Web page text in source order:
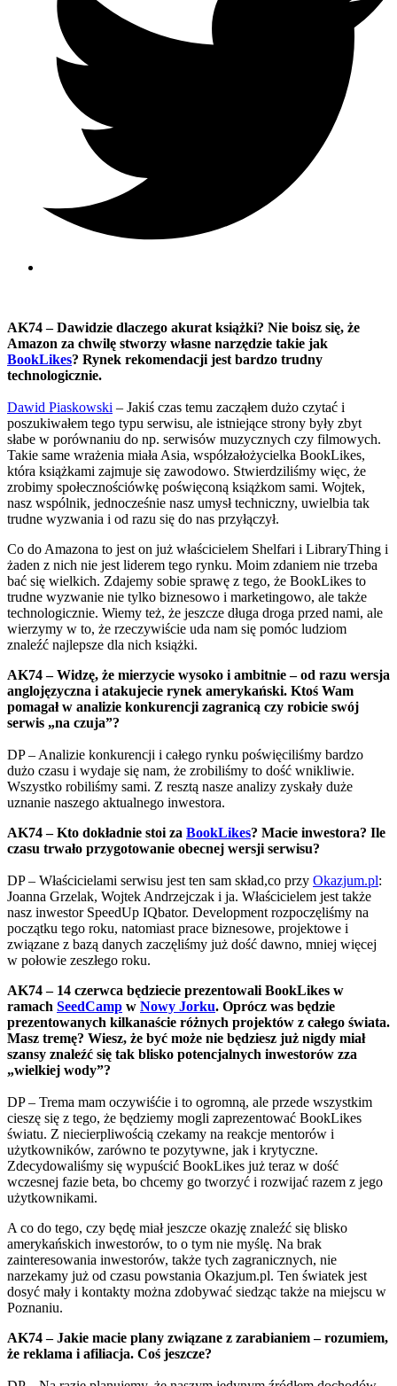
AK74 – Dawidzie dlaczego akurat książki? Nie boisz się, że
Amazon za chwilę stworzy własne narzędzie takie jak
BookLikes? Rynek rekomendacji jest bardzo trudny
technologicznie.
Dawid Piaskowski – Jakiś czas temu zacząłem dużo czytać i
poszukiwałem tego typu serwisu, ale istniejące strony były zbyt
słabe w porównaniu do np. serwisów muzycznych czy filmowych.
Takie same wrażenia miała Asia, współzałożycielka BookLikes,
która książkami zajmuje się zawodowo. Stwierdziliśmy więc, że
zrobimy społecznościówkę poświęconą książkom sami. Wojtek,
nasz wspólnik, jednocześnie nasz umysł techniczny, uwielbia tak
trudne wyzwania i od razu się do nas przyłączył.
Co do Amazona to jest on już właścicielem Shelfari i LibraryThing i
żaden z nich nie jest liderem tego rynku. Moim zdaniem nie trzeba
bać się wielkich. Zdajemy sobie sprawę z tego, że BookLikes to
trudne wyzwanie nie tylko biznesowo i marketingowo, ale także
technologicznie. Wiemy też, że jeszcze długa droga przed nami, ale
wierzymy w to, że rzeczywiście uda nam się pomóc ludziom
znaleźć najlepsze dla nich książki.
AK74 – Widzę, że mierzycie wysoko i ambitnie – od razu wersja
anglojęzyczna i atakujecie rynek amerykański. Ktoś Wam
pomagał w analizie konkurencji zagranicą czy robicie swój
serwis „na czuja”?
DP – Analizie konkurencji i całego rynku poświęciliśmy bardzo
dużo czasu i wydaje się nam, że zrobiliśmy to dość wnikliwie.
Wszystko robiliśmy sami. Z resztą nasze analizy zyskały duże
uznanie naszego aktualnego inwestora.
AK74 – Kto dokładnie stoi za BookLikes? Macie inwestora? Ile
czasu trwało przygotowanie obecnej wersji serwisu?
DP – Właścicielami serwisu jest ten sam skład,co przy Okazjum.pl:
Joanna Grzelak, Wojtek Andrzejczak i ja. Właścicielem jest także
nasz inwestor SpeedUp IQbator. Development rozpoczęliśmy na
początku tego roku, natomiast prace biznesowe, projektowe i
związane z bazą danych zaczęliśmy już dość dawno, mniej więcej
w połowie zeszłego roku.
AK74 – 14 czerwca będziecie prezentowali BookLikes w
ramach SeedCamp w Nowy Jorku. Oprócz was będzie
prezentowanych kilkanaście różnych projektów z całego świata.
Masz tremę? Wiesz, że być może nie będziesz już nigdy miał
szansy znaleźć się tak blisko potencjalnych inwestorów zza
„wielkiej wody”?
DP – Trema mam oczywiśćie i to ogromną, ale przede wszystkim
cieszę się z tego, że będziemy mogli zaprezentować BookLikes
światu. Z niecierpliwością czekamy na reakcje mentorów i
użytkowników, zarówno te pozytywne, jak i krytyczne.
Zdecydowaliśmy się wypuścić BookLikes już teraz w dość
wczesnej fazie beta, bo chcemy go tworzyć i rozwijać razem z jego
użytkownikami.
A co do tego, czy będę miał jeszcze okazję znaleźć się blisko
amerykańskich inwestorów, to o tym nie myślę. Na brak
zainteresowania inwestorów, także tych zagranicznych, nie
narzekamy już od czasu powstania Okazjum.pl. Ten światek jest
dosyć mały i kontakty można zdobywać siedząc także na miejscu w
Poznaniu.
AK74 – Jakie macie plany związane z zarabianiem – rozumiem,
że reklama i afiliacja. Coś jeszcze?